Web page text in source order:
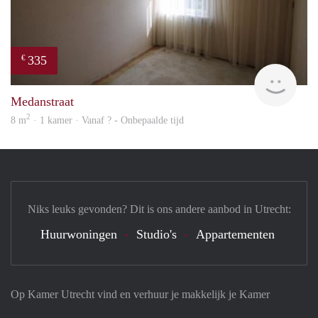
€ 335
Medanstraat
8 m2 · 1 kamer · Vanaf ? - Onbepaalde tijd
Op Kamer Utrecht vind en verhuur je makkelijk je Kamer
Niks leuks gevonden? Dit is ons andere aanbod in Utrecht:
Huurwoningen Studio's Appartementen